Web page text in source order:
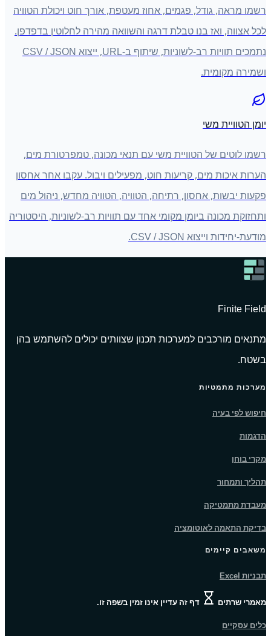
רשמו מראה, גודל, פגמים, אחוז מעטפת, אורך חוט ויכולת הטוויה
לכל אצווה, ואז בנו טבלת דרגה והשוואה מהירה לחלוטין בדפדפן.
נתמכים תוויות רב-לשוניות, שיתוף ב-URL, ייצוא CSV / JSON
ושמירה מקומית.
יומן הטוויית משי
רשמו לוטים של הטוויית משי עם תנאי מכונה, טמפרטורת מים,
הערות איכות מים, קריעות חוט, מפעילים ויבול. עקבו אחר אחסון
פקעות יבשות, אחסון, רתיחה, הטוויה, הטוויה מחדש, ניהול מים
ותחזוקת מכונה ביומן מקומי אחד עם תוויות רב-לשוניות, היסטוריה
מודעת-יחידות וייצוא CSV / JSON.
Finite Field
מתנאים מורכבים למערכות תכנון שצוותים יכולים להשתמש בהן
בשטח.
מערכות מתמטיות
חיפוש לפי בעיה
הדגמות
מקרי בוחן
תהליך ותמחור
מעבדת מתמטיקה
בדיקת התאמה לאוטומציה
משאבים קיימים
תבניות Excel
מאמרי שרתים
דף זה עדיין אינו זמין בשפה זו.
כלים עסקיים